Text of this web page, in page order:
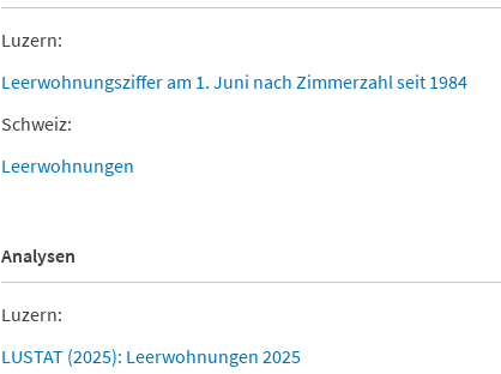
Luzern:
Leerwohnungsziffer am 1. Juni nach Zimmerzahl seit 1984
Schweiz:
Leerwohnungen
Analysen
Luzern:
LUSTAT (2025): Leerwohnungen 2025